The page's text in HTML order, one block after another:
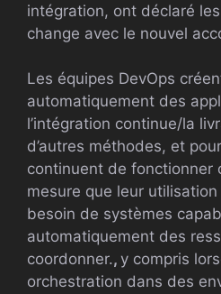
intégration, ont déclaré
change avec le nouvel
Les équipes DevOps
automatiquement des
l’intégration continue/la
d’autres méthodes, et
continuent de fonctionner
mesure que leur
besoin de systèmes
automatiquement des
coordonner., y compris
orchestration dans des